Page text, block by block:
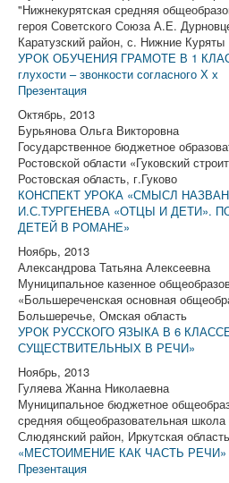
"Нижнекурятская средняя
героя Советского Союза А.Е.
Каратузский район, с. Нижние Куряты
УРОК ОБУЧЕНИЯ ГРАМОТЕ В 1
глухости – звонкости согласного Х х
Презентация
Октябрь, 2013
Бурьянова Ольга Викторовна
Государственное бюджетное
Ростовской области «Гуковский
Ростовская область, г.Гуково
КОНСПЕКТ УРОКА «СМЫСЛ
И.С.ТУРГЕНЕВА «ОТЦЫ И ДЕТИ».
ДЕТЕЙ В РОМАНЕ»
Ноябрь, 2013
Александрова Татьяна Алексеевна
Муниципальное казенное
«Большереченская основная
Большеречье, Омская область
УРОК РУССКОГО ЯЗЫКА В 6
СУЩЕСТВИТЕЛЬНЫХ В РЕЧИ»
Ноябрь, 2013
Гуляева Жанна Николаевна
Муниципальное бюджетное
средняя общеобразовательная
Слюдянский район, Иркутская область
«МЕСТОИМЕНИЕ КАК ЧАСТЬ РЕЧИ»
Презентация